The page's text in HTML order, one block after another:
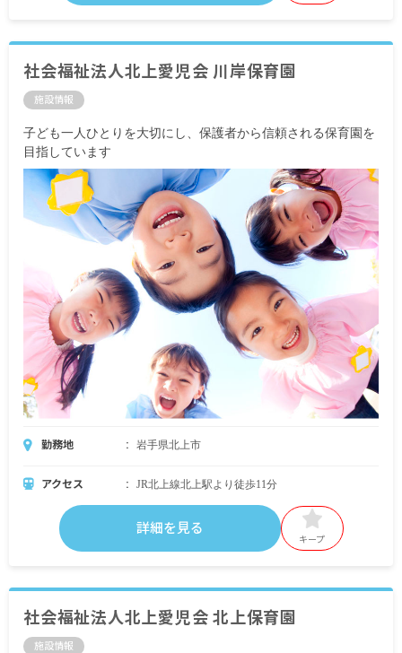
社会福祉法人北上愛児会 川岸保育園
施設情報
子ども一人ひとりを大切にし、保護者から信頼される保育園を
目指しています
勤務地 岩手県北上市
アクセス JR北上線北上駅より徒歩11分
詳細を見る
キープ
社会福祉法人北上愛児会 北上保育園
施設情報